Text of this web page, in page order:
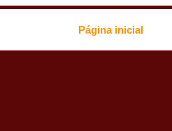
Página inicial